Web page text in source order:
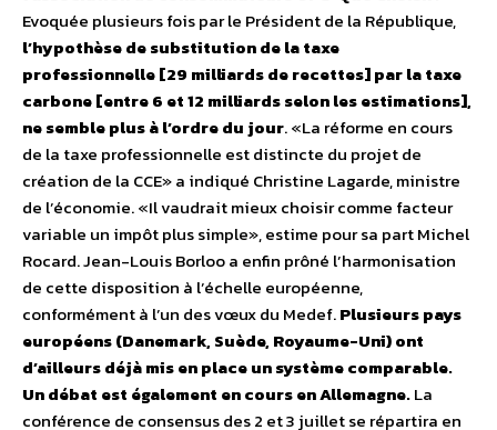
Evoquée plusieurs fois par le Président de la République,
l’hypothèse de substitution de la taxe
professionnelle [29 milliards de recettes] par la taxe
carbone [entre 6 et 12 milliards selon les estimations],
ne semble plus à l’ordre du jour. «La réforme en cours
de la taxe professionnelle est distincte du projet de
création de la CCE» a indiqué Christine Lagarde, ministre
de l’économie. «Il vaudrait mieux choisir comme facteur
variable un impôt plus simple», estime pour sa part Michel
Rocard. Jean-Louis Borloo a enfin prôné l’harmonisation
de cette disposition à l’échelle européenne,
conformément à l’un des vœux du Medef.Plusieurs pays
européens (Danemark, Suède, Royaume-Uni) ont
d’ailleurs déjà mis en place un système comparable.
Un débat est également en cours en Allemagne.La
conférence de consensus des 2 et 3 juillet se répartira en